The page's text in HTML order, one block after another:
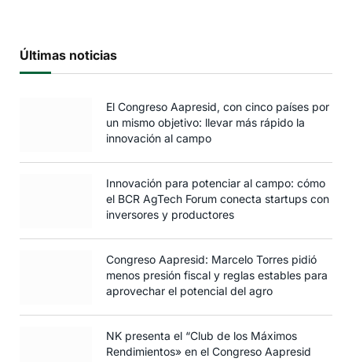
Últimas noticias
El Congreso Aapresid, con cinco países por
un mismo objetivo: llevar más rápido la
innovación al campo
Innovación para potenciar al campo: cómo
el BCR AgTech Forum conecta startups con
inversores y productores
Congreso Aapresid: Marcelo Torres pidió
menos presión fiscal y reglas estables para
aprovechar el potencial del agro
NK presenta el “Club de los Máximos
Rendimientos» en el Congreso Aapresid